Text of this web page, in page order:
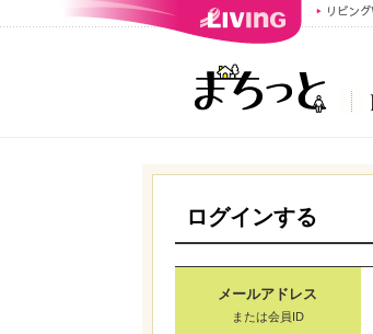
ログインする
メールアドレス
または会員ID